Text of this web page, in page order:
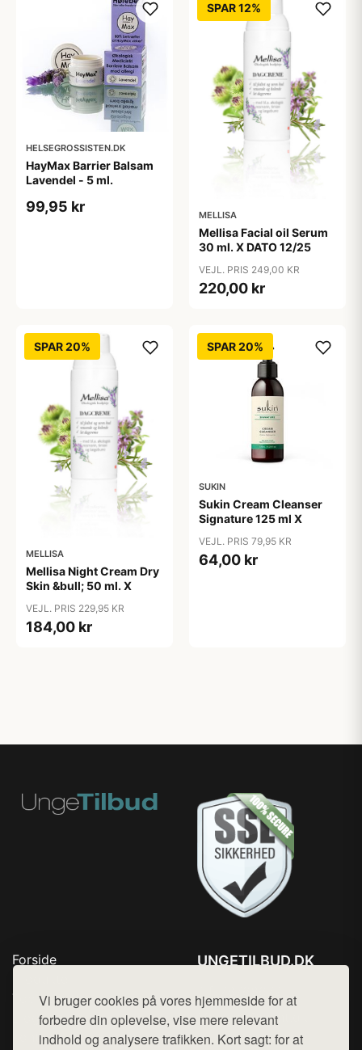
Vi bruger cookies på vores hjemmeside for at
forbedre din oplevelse, vise mere relevant
indhold og analysere trafikken. Kort sagt: for at
HELSEGROSSISTEN.DK
HayMax Barrier Balsam
Lavendel - 5 ml.
99,95 kr
SPAR 12%
MELLISA
Mellisa Facial oil Serum
30 ml. X DATO 12/25
VEJL. PRIS 249,00 KR
220,00 kr
SPAR 20%
MELLISA
Mellisa Night Cream Dry
Skin &bull; 50 ml. X
VEJL. PRIS 229,95 KR
184,00 kr
SPAR 20%
SUKIN
Sukin Cream Cleanser
Signature 125 ml X
VEJL. PRIS 79,95 KR
64,00 kr
Forside
Top Rabatter
Blog
Kontakt
UNGETILBUD.DK
Mail: hej@want.dk